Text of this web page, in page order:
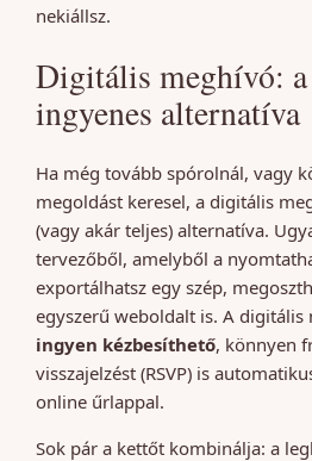
nekiállsz.
Digitális meghívó:
ingyenes alternatíva
Ha még tovább spórolnál, vagy
megoldást keresel, a digitális
(vagy akár teljes) alternatíva.
tervezőből, amelyből a
exportálhatsz egy szép,
egyszerű weboldalt is. A digitális
ingyen kézbesíthető, könnyen
visszajelzést (RSVP) is
online űrlappal.
Sok pár a kettőt kombinálja: a